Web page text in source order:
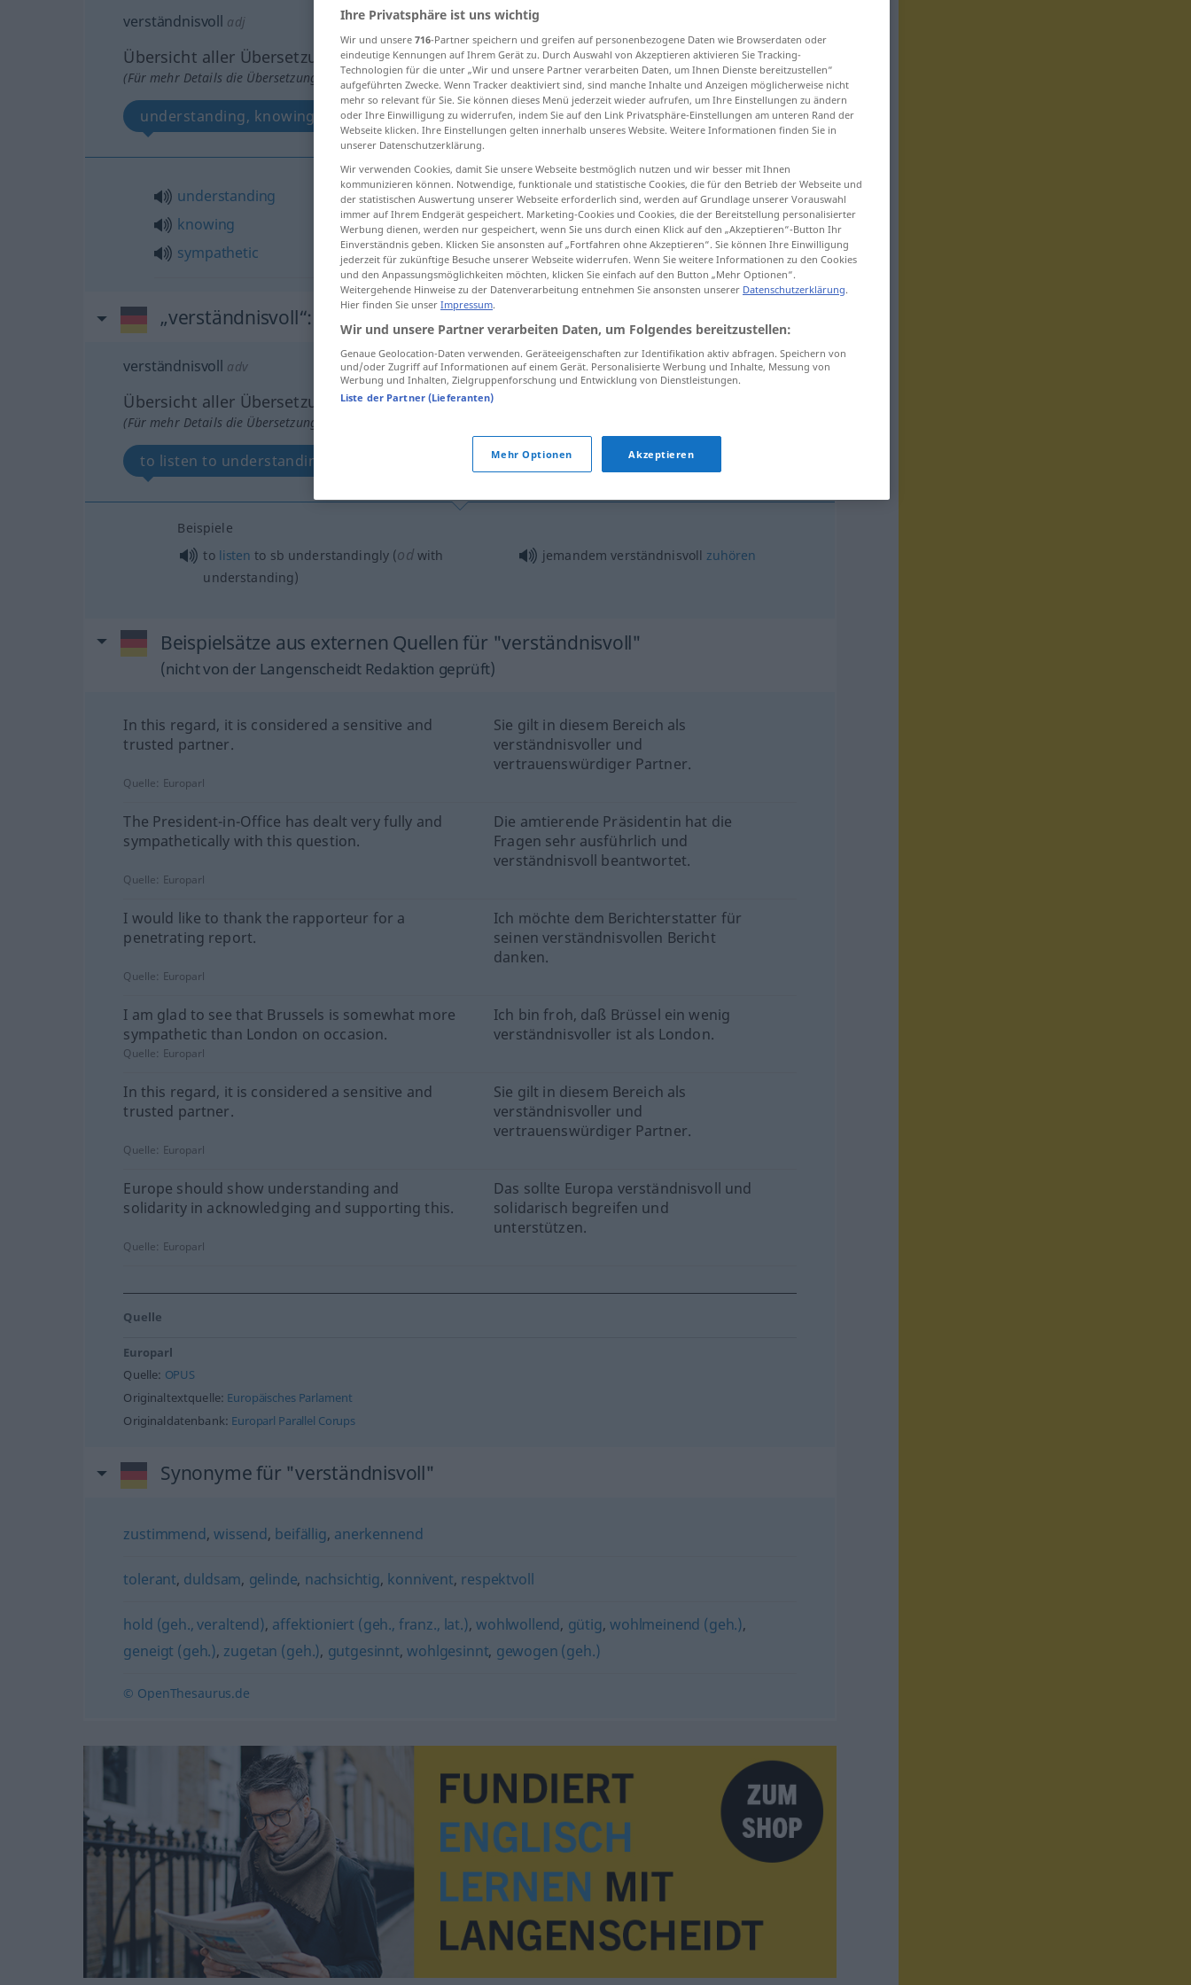
verständnisvoll adj
Übersicht aller Übersetzungen
(Für mehr Details die Übersetzung anklicken/antippen)
understanding, knowing, sympathetic
understanding
knowing
sympathetic
verständnisvollLehrer, Blick,
Kopfnicken etc
„verständnisvoll“: Adverb
verständnisvoll adv
Übersicht aller Übersetzungen
(Für mehr Details die Übersetzung anklicken/antippen)
to listen to understandingly
Beispiele
to listen to sb understandingly (odwith
understanding)
jemandem verständnisvoll zuhören
Beispielsätze aus externen Quellen für "verständnisvoll"
(nicht von der Langenscheidt Redaktion geprüft)
In this regard, it is considered a sensitive and
trusted partner.
Sie gilt in diesem Bereich als
verständnisvoller und
vertrauenswürdiger Partner.
Quelle: Europarl
The President-in-Office has dealt very fully and
sympathetically with this question.
Die amtierende Präsidentin hat die
Fragen sehr ausführlich und
verständnisvoll beantwortet.
Quelle: Europarl
I would like to thank the rapporteur for a
penetrating report.
Ich möchte dem Berichterstatter für
seinen verständnisvollen Bericht
danken.
Quelle: Europarl
I am glad to see that Brussels is somewhat more
sympathetic than London on occasion.
Ich bin froh, daß Brüssel ein wenig
verständnisvoller ist als London.
Quelle: Europarl
In this regard, it is considered a sensitive and
trusted partner.
Sie gilt in diesem Bereich als
verständnisvoller und
vertrauenswürdiger Partner.
Quelle: Europarl
Europe should show understanding and
solidarity in acknowledging and supporting this.
Das sollte Europa verständnisvoll und
solidarisch begreifen und
unterstützen.
Quelle: Europarl
Quelle
Europarl
Quelle: OPUS
Originaltextquelle: Europäisches Parlament
Originaldatenbank: Europarl Parallel Corups
Synonyme für "verständnisvoll"
zustimmend,wissend, beifällig, anerkennend
tolerant, duldsam, gelinde, nachsichtig, konnivent, respektvoll
hold (geh., veraltend), affektioniert (geh., franz., lat.),wohlwollend, gütig,wohlmeinend (geh.),
geneigt (geh.), zugetan (geh.), gutgesinnt,wohlgesinnt, gewogen (geh.)
© OpenThesaurus.de
Ihre Privatsphäre ist uns wichtig
Wir und unsere 716-Partner speichern und greifen auf personenbezogene Daten wie Browserdaten oder
eindeutige Kennungen auf Ihrem Gerät zu. Durch Auswahl von Akzeptieren aktivieren Sie Tracking-
Technologien für die unter „Wir und unsere Partner verarbeiten Daten, um Ihnen Dienste bereitzustellen“
aufgeführten Zwecke. Wenn Tracker deaktiviert sind, sind manche Inhalte und Anzeigen möglicherweise nicht
mehr so relevant für Sie. Sie können dieses Menü jederzeit wieder aufrufen, um Ihre Einstellungen zu ändern
oder Ihre Einwilligung zu widerrufen, indem Sie auf den Link Privatsphäre-Einstellungen am unteren Rand der
Webseite klicken. Ihre Einstellungen gelten innerhalb unseres Website. Weitere Informationen finden Sie in
unserer Datenschutzerklärung.
Wir verwenden Cookies, damit Sie unsere Webseite bestmöglich nutzen und wir besser mit Ihnen
kommunizieren können. Notwendige, funktionale und statistische Cookies, die für den Betrieb der Webseite und
der statistischen Auswertung unserer Webseite erforderlich sind, werden auf Grundlage unserer Vorauswahl
immer auf Ihrem Endgerät gespeichert. Marketing-Cookies und Cookies, die der Bereitstellung personalisierter
Werbung dienen, werden nur gespeichert, wenn Sie uns durch einen Klick auf den „Akzeptieren“-Button Ihr
Einverständnis geben. Klicken Sie ansonsten auf „Fortfahren ohne Akzeptieren“. Sie können Ihre Einwilligung
jederzeit für zukünftige Besuche unserer Webseite widerrufen. Wenn Sie weitere Informationen zu den Cookies
und den Anpassungsmöglichkeiten möchten, klicken Sie einfach auf den Button „Mehr Optionen“.
Weitergehende Hinweise zu der Datenverarbeitung entnehmen Sie ansonsten unserer Datenschutzerklärung.
Hier finden Sie unser Impressum.
Wir und unsere Partner verarbeiten Daten, um Folgendes bereitzustellen:
Genaue Geolocation-Daten verwenden. Geräteeigenschaften zur Identifikation aktiv abfragen. Speichern von
und/oder Zugriff auf Informationen auf einem Gerät. Personalisierte Werbung und Inhalte, Messung von
Werbung und Inhalten, Zielgruppenforschung und Entwicklung von Dienstleistungen.
Liste der Partner (Lieferanten)
Mehr Optionen Akzeptieren